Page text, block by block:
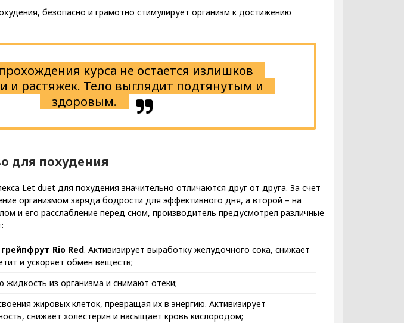
безопасно и грамотно стимулирует организм к достижению
курса не остается излишков
и растяжек. Тело выглядит подтянутым и
здоровым.
для похудения
Let duet для похудения значительно отличаются друг от друга. За счет
организмом заряда бодрости для эффективного дня, а второй – на
и его расслабление перед сном, производитель предусмотрел различные
Rio Red. Активизирует выработку желудочного сока, снижает
и ускоряет обмен веществ;
из организма и снимают отеки;
жировых клеток, превращая их в энергию. Активизирует
снижает холестерин и насыщает кровь кислородом;